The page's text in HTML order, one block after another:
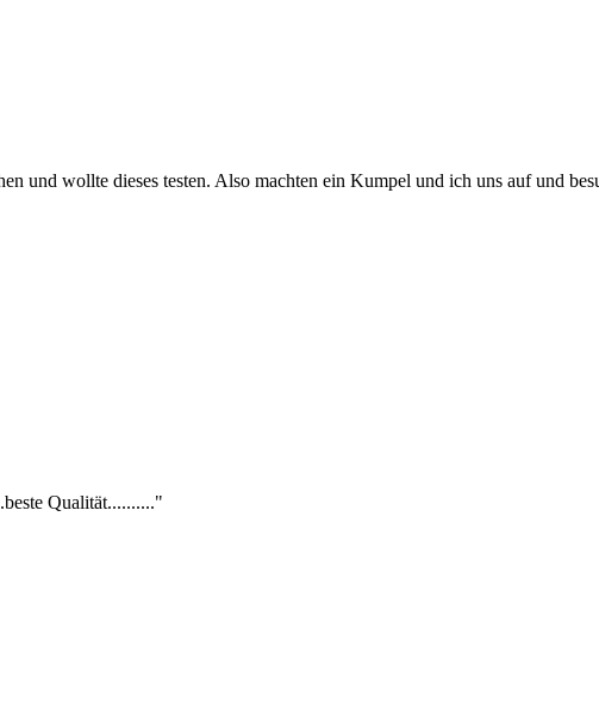
und wollte dieses testen. Also machten ein Kumpel und ich uns auf und
Qualität.........."